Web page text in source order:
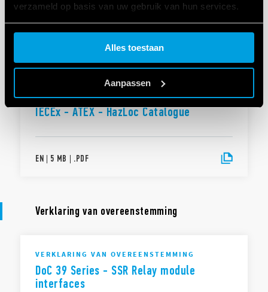
verzameld op basis van uw gebruik van hun services.
Cookie policy.
Alles toestaan
Aanpassen
Catalogus IECEx - ATEX - HazLoc
NL|6 MB| .PDF
IECEx - ATEX - HazLoc Catalogue
EN | 5 MB | .PDF
Verklaring van overeenstemming
VERKLARING VAN OVEREENSTEMMING
DoC 39 Series - SSR Relay module
interfaces